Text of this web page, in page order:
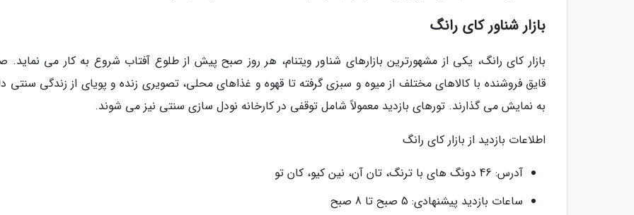
بازار شناور کای رانگ
بازار کای رانگ، یکی از مشهورترین بازارهای شناور ویتنام، هر روز صبح پیش از طلوع آفتاب شروع به کار می نماید.
قایق فروشنده با کالاهای مختلف از میوه و سبزی گرفته تا قهوه و غذاهای محلی، تصویری زنده و پویای از زندگی سنتی
به نمایش می گذارند. تورهای بازدید معمولاً شامل توقفی در کارخانه نودل سازی سنتی نیز می شوند.
اطلاعات بازدید از بازار کای رانگ
آدرس: 46 دونگ های با ترنگ، تان آن، نین کیو، کان تو
ساعات بازدید پیشنهادی: 5 صبح تا 8 صبح